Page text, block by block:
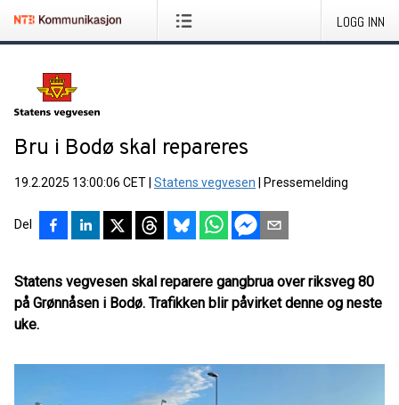
LOGG INN
Bru i Bodø skal repareres
19.2.2025 13:00:06 CET Statens vegvesen Pressemelding
Del
Statens vegvesen skal reparere gangbrua over riksveg 80
på Grønnåsen i Bodø. Trafikken blir påvirket denne og neste
uke.